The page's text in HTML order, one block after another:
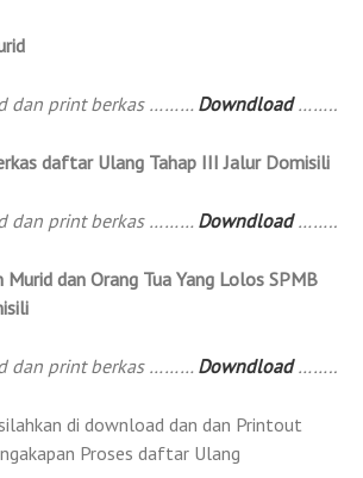
dan print berkas ……… Downdload ……..
daftar Ulang Tahap IIIJalur Domisili
dan print berkas ……… Downdload ……..
dan Orang Tua Yang Lolos SPMB
dan print berkas ……… Downdload ……..
di download dan dan Printout
Proses daftar Ulang